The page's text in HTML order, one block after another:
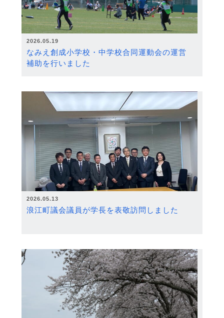
2026.05.19
なみえ創成小学校・中学校合同運動会の運営
補助を行いました
2026.05.13
浪江町議会議員が学長を表敬訪問しました